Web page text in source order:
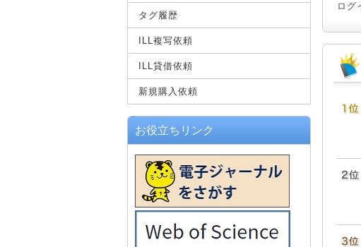
タグ履歴
ILL複写依頼
ILL貸借依頼
新規購入依頼
お役立ちリンク
ログ